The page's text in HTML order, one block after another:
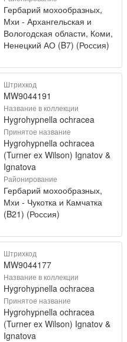
Гербарий мохообразных,
Мхи - Архангельская и
Вологодская области, Коми,
Ненецкий АО (B7) (Россия)
Штрихкод
MW9044191
Название в коллекции
Hygrohypnella ochracea
Принятое название
Hygrohypnella ochracea
(Turner ex Wilson) Ignatov &
Ignatova
Районирование
Гербарий мохообразных,
Мхи - Чукотка и Камчатка
(B21) (Россия)
Штрихкод
MW9044177
Название в коллекции
Hygrohypnella ochracea
Принятое название
Hygrohypnella ochracea
(Turner ex Wilson) Ignatov &
Ignatova